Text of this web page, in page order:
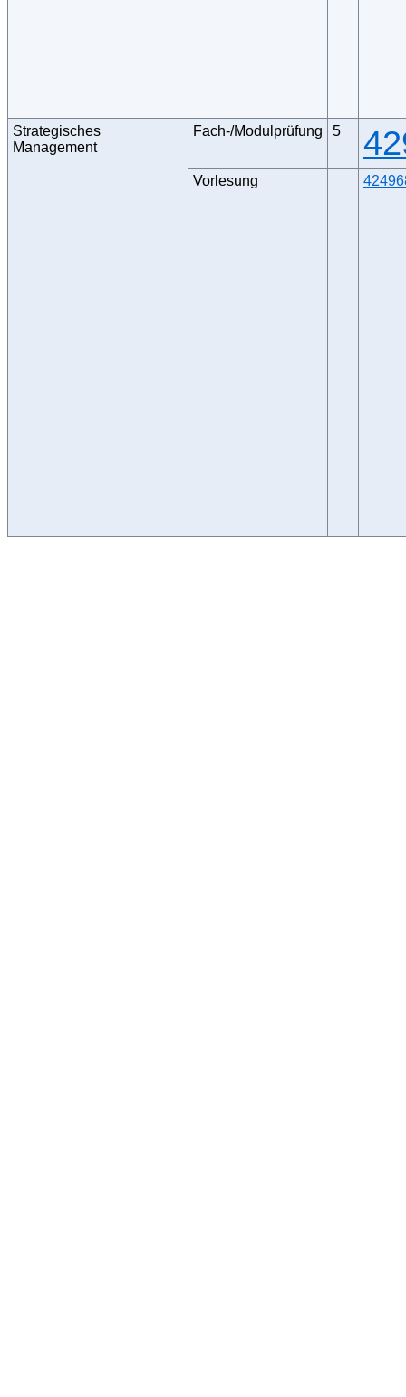
Strategisches
Management
Fach-/Modulprüfung 5
Vorlesung